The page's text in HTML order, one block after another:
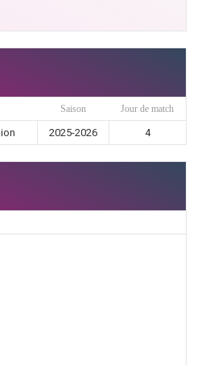
Saison Jour de match
2025-2026 4